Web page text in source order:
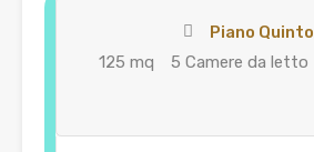
Piano Quinto
125 mq
5 Camere da letto